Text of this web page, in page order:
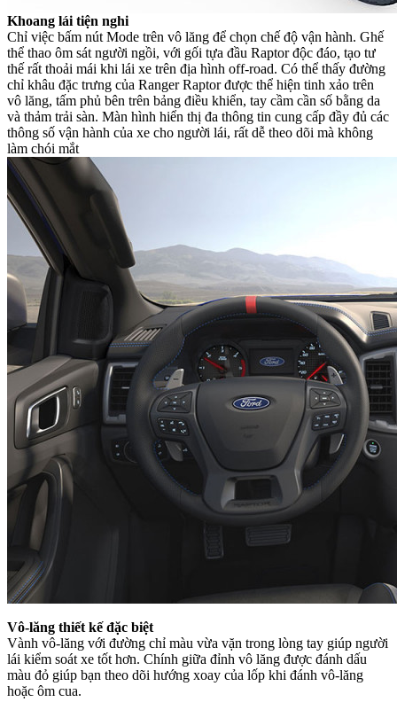
Khoang lái tiện nghi
Chỉ việc bấm nút Mode trên vô lăng để chọn chế độ vận hành. Ghế
thể thao ôm sát người ngồi, với gối tựa đầu Raptor độc đáo, tạo tư
thế rất thoải mái khi lái xe trên địa hình off-road. Có thể thấy đường
chỉ khâu đặc trưng của Ranger Raptor được thể hiện tinh xảo trên
vô lăng, tấm phủ bên trên bảng điều khiển, tay cầm cần số bằng da
và thảm trải sàn. Màn hình hiển thị đa thông tin cung cấp đầy đủ các
thông số vận hành của xe cho người lái, rất dễ theo dõi mà không
làm chói mắt
Vô-lăng thiết kế đặc biệt
Vành vô-lăng với đường chỉ màu vừa vặn trong lòng tay giúp người
lái kiểm soát xe tốt hơn. Chính giữa đỉnh vô lăng được đánh dấu
màu đỏ giúp bạn theo dõi hướng xoay của lốp khi đánh vô-lăng
hoặc ôm cua.